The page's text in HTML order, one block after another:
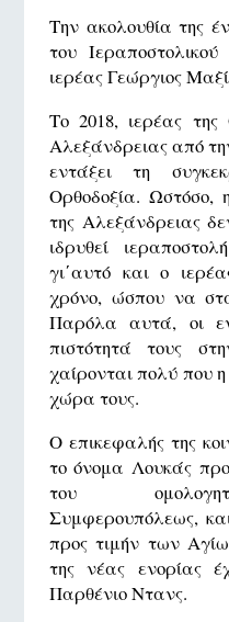
Την ακολουθία της
του
ιερέας Γεώργιος
Το 2018, ιερέας της
Αλεξάνδρειας από
εντάξει τη
Ορθοδοξία. Ωστόσο,
της Αλεξάνδρειας
ιδρυθεί
γι΄αυτό και ο
χρόνο, ώσπου να
Παρόλα αυτά, οι
πιστότητά τους
χαίρονται πολύ που
χώρα τους.
Ο επικεφαλής της
το όνομα Λουκάς
του
Συμφερουπόλεως,
προς τιμήν των
της νέας ενορίας
Παρθένιο Ντανς.